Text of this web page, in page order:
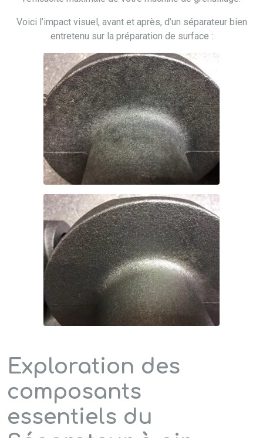
Voici l’impact visuel, avant et après, d’un séparateur bien
entretenu sur la préparation de surface :
Exploration des
composants
essentiels du